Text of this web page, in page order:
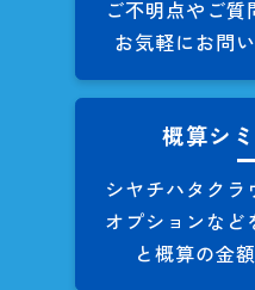
ご不明点やご質
お気軽にお問
概算シ
シヤチハタクラ
オプションなど
と概算の金